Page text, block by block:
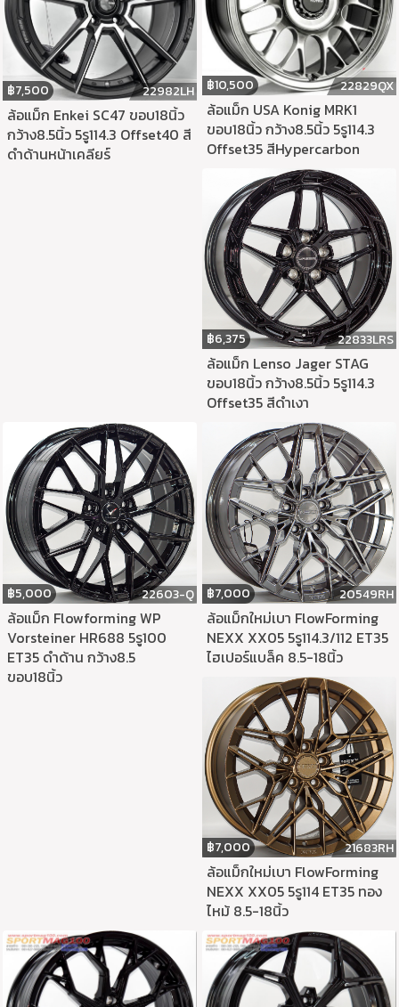
฿7,500 22982LH
ล้อแม็ก Enkei SC47 ขอบ18นิ้ว
กว้าง8.5นิ้ว 5รู114.3 Offset40 สี
ดำด้านหน้าเคลียร์
฿10,500 22829QX
ล้อแม็ก USA Konig MRK1
ขอบ18นิ้ว กว้าง8.5นิ้ว 5รู114.3
Offset35 สีHypercarbon
฿6,375 22833LRS
ล้อแม็ก Lenso Jager STAG
ขอบ18นิ้ว กว้าง8.5นิ้ว 5รู114.3
Offset35 สีดำเงา
฿5,000 22603-Q
ล้อแม็ก Flowforming WP
Vorsteiner HR688 5รู100
ET35 ดำด้าน กว้าง8.5
ขอบ18นิ้ว
฿7,000 20549RH
ล้อแม็กใหม่เบา FlowForming
NEXX XX05 5รู114.3/112 ET35
ไฮเปอร์แบล็ค 8.5-18นิ้ว
฿7,000 21683RH
ล้อแม็กใหม่เบา FlowForming
NEXX XX05 5รู114 ET35 ทอง
ไหม้ 8.5-18นิ้ว